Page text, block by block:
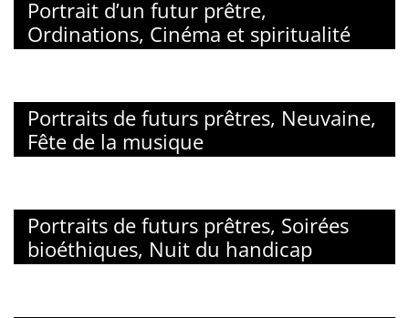
Portrait d’un futur prêtre,
Ordinations, Cinéma et spiritualité
Portraits de futurs prêtres, Neuvaine,
Fête de la musique
Portraits de futurs prêtres, Soirées
bioéthiques, Nuit du handicap